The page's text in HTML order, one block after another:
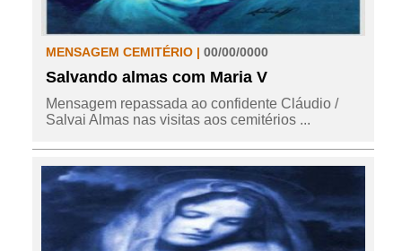
MENSAGEM CEMITÉRIO | 00/00/0000
Salvando almas com Maria V
Mensagem repassada ao confidente Cláudio /
Salvai Almas nas visitas aos cemitérios ...